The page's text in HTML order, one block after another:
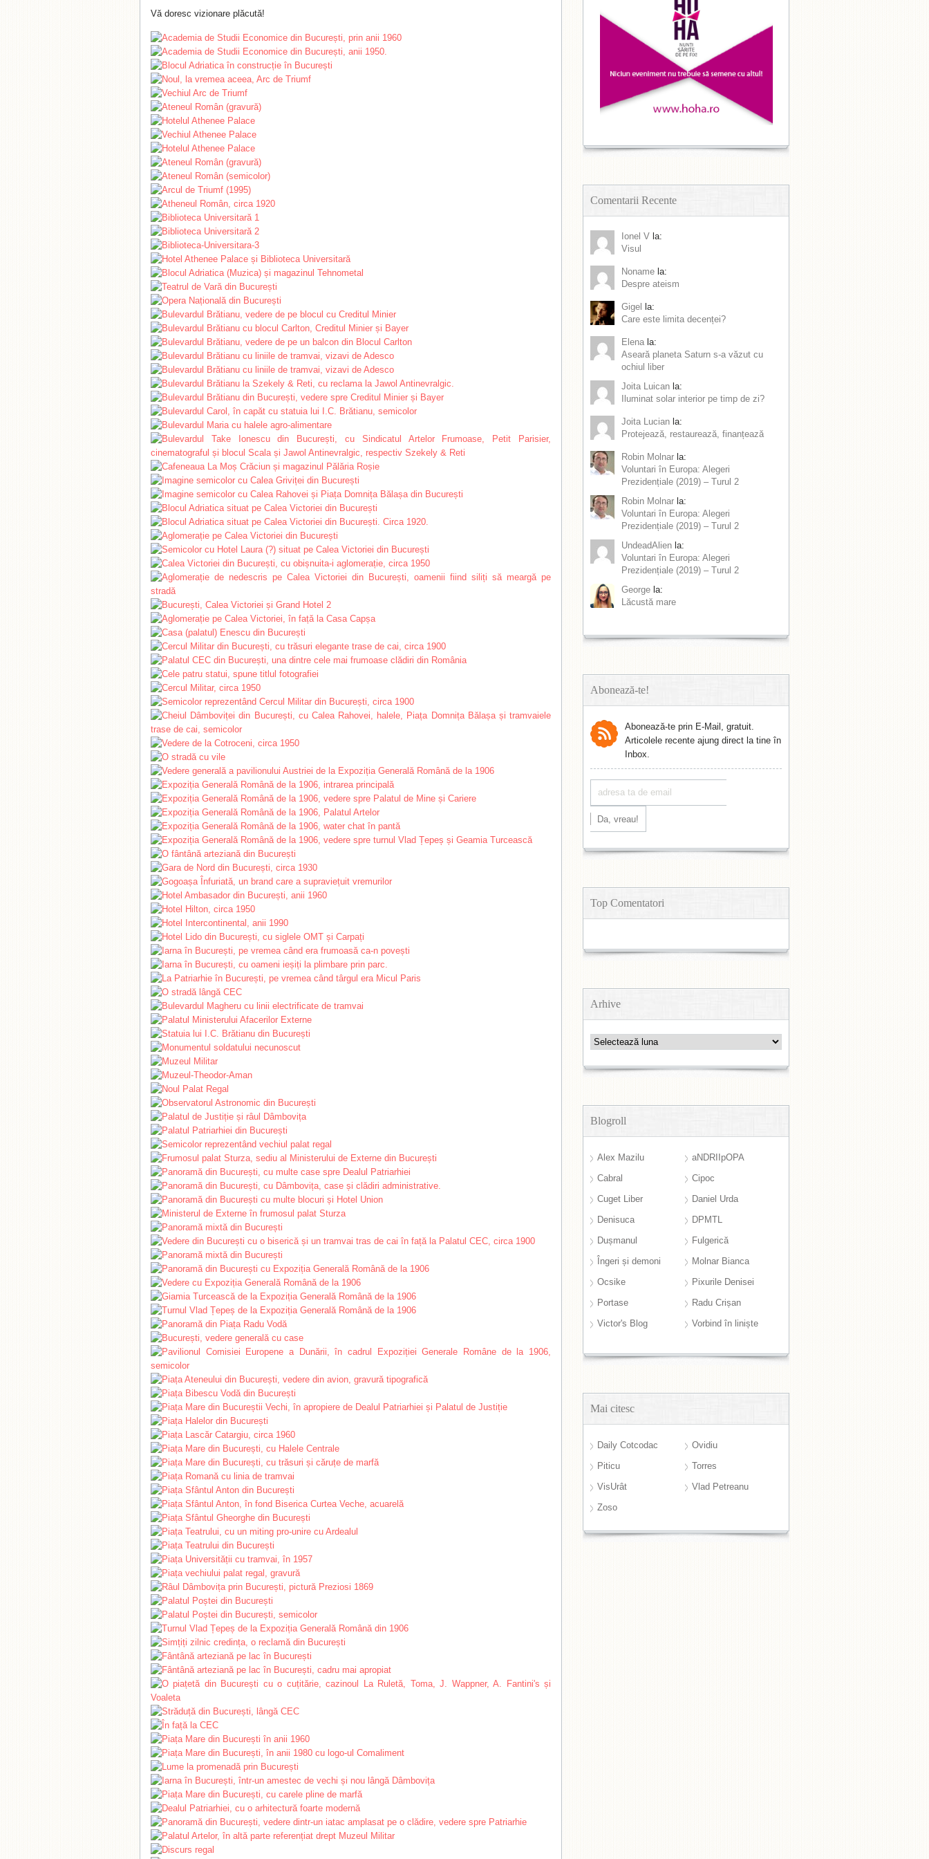
Vă doresc vizionare plăcută!
Comentarii Recente
Ionel V la:
Visul
Noname la:
Despre ateism
Gigel
la:
Care este limita decenței?
Elena la:
Aseară planeta Saturn s-a văzut cu
ochiul liber
Joita Luican la:
Iluminat solar interior pe timp de zi?
Joita Lucian la:
Protejează, restaurează, finanțează
Robin Molnar la:
Voluntari în Europa: Alegeri
Prezidențiale (2019) – Turul 2
Robin Molnar la:
Voluntari în Europa: Alegeri
Prezidențiale (2019) – Turul 2
UndeadAlien la:
Voluntari în Europa: Alegeri
Prezidențiale (2019) – Turul 2
George la:
Lăcustă mare
Abonează-te!
Abonează-te prin E-Mail, gratuit.
Articolele recente ajung direct la tine în
Inbox.
Top Comentatori
Arhive
Arhive
Blogroll
Alex Mazilu
aNDRIIpOPA
Cabral
Cipoc
Cuget Liber
Daniel Urda
Denisuca
DPMTL
Dușmanul
Fulgerică
Îngeri și demoni
Molnar Bianca
Ocsike
Pixurile Denisei
Portase
Radu Crișan
Victor's Blog
Vorbind în liniște
Mai citesc
Daily Cotcodac
Ovidiu
Piticu
Torres
VisUrât
Vlad Petreanu
Zoso